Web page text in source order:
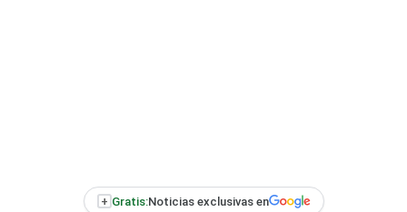
+ Gratis:Noticias exclusivas en